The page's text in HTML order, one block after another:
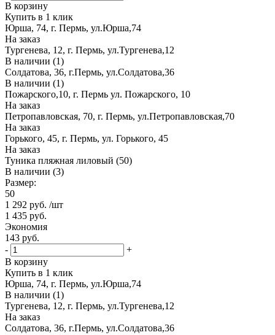
В корзину
Купить в 1 клик
Юрша, 74, г. Пермь, ул.Юрша,74
На заказ
Тургенева, 12, г. Пермь, ул.Тургенева,12
В наличии (1)
Солдатова, 36, г.Пермь, ул.Солдатова,36
В наличии (1)
Пожарского,10, г. Пермь ул. Пожарского, 10
На заказ
Петропавловская, 70, г. Пермь, ул.Петропавловская,70
На заказ
Горького, 45, г. Пермь, ул. Горького, 45
На заказ
Туника пляжная лиловый (50)
В наличии (3)
Размер:
50
1 292 руб. /шт
1 435 руб.
Экономия
143 руб.
-
+
В корзину
Купить в 1 клик
Юрша, 74, г. Пермь, ул.Юрша,74
В наличии (1)
Тургенева, 12, г. Пермь, ул.Тургенева,12
На заказ
Солдатова, 36, г.Пермь, ул.Солдатова,36